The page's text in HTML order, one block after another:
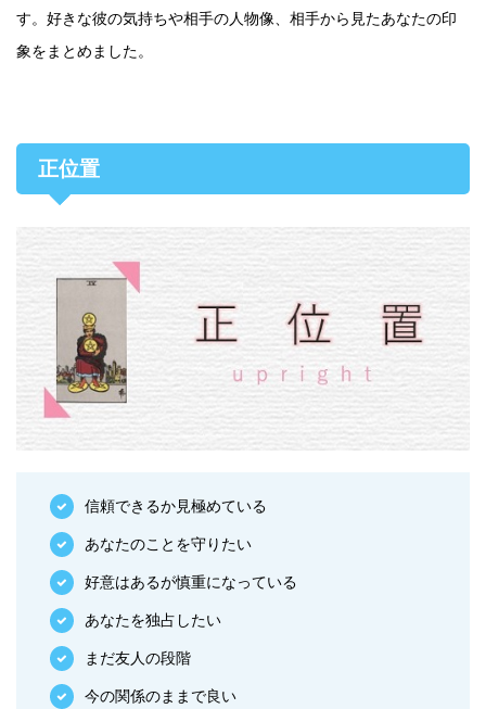
す。好きな彼の気持ちや相手の人物像、相手から見たあなたの印
象をまとめました。
正位置
信頼できるか見極めている
あなたのことを守りたい
好意はあるが慎重になっている
あなたを独占したい
まだ友人の段階
今の関係のままで良い